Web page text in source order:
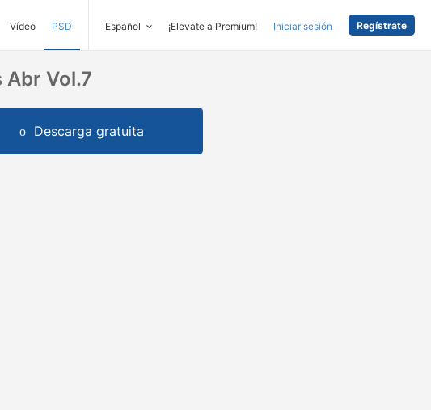
Vídeo PSD Español ¡Elevate a Premium! Iniciar sesión Regístrate
Abr Vol.7
Descarga gratuita